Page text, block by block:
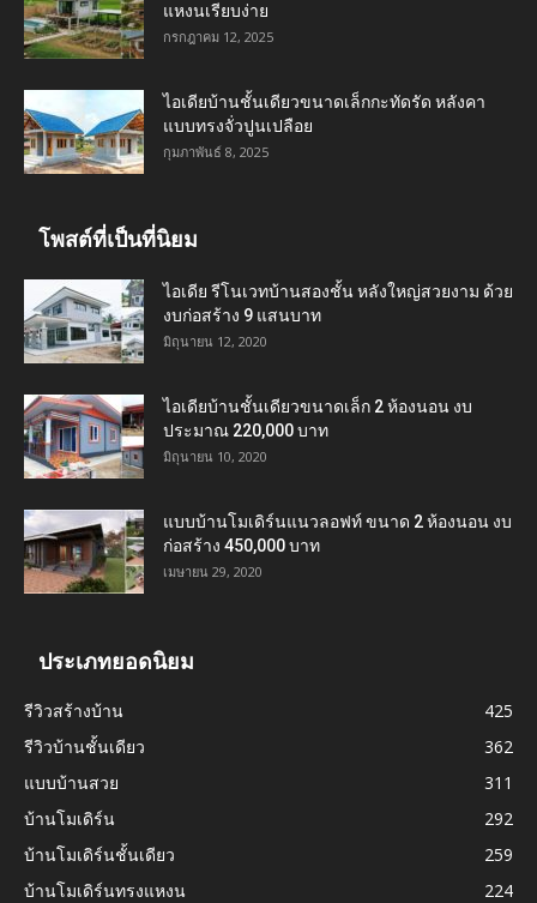
แหงนเรียบง่าย
กรกฎาคม 12, 2025
ไอเดียบ้านชั้นเดียวขนาดเล็กกะทัดรัด หลังคา
แบบทรงจั่วปูนเปลือย
กุมภาพันธ์ 8, 2025
โพสต์ที่เป็นที่นิยม
ไอเดีย รีโนเวทบ้านสองชั้น หลังใหญ่สวยงาม ด้วย
งบก่อสร้าง 9 แสนบาท
มิถุนายน 12, 2020
ไอเดียบ้านชั้นเดียวขนาดเล็ก 2 ห้องนอน งบ
ประมาณ 220,000 บาท
มิถุนายน 10, 2020
แบบบ้านโมเดิร์นแนวลอฟท์ ขนาด 2 ห้องนอน งบ
ก่อสร้าง 450,000 บาท
เมษายน 29, 2020
ประเภทยอดนิยม
รีวิวสร้างบ้าน
425
รีวิวบ้านชั้นเดียว
362
แบบบ้านสวย
311
บ้านโมเดิร์น
292
บ้านโมเดิร์นชั้นเดียว
259
บ้านโมเดิร์นทรงแหงน
224